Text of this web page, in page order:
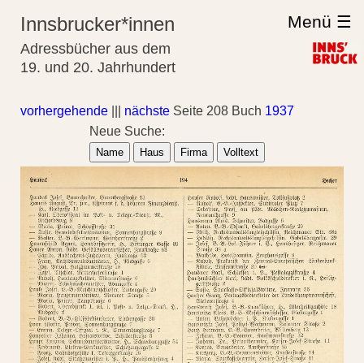
Innsbrucker*innen
Adressbücher aus dem
19. und 20. Jahrhundert
Menü ☰
vorhergehende nächste Seite 208 Buch 1937
Neue Suche:
Name Haus Firma Volltext